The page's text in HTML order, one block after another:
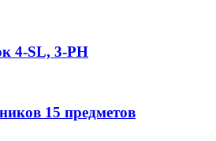
4-SL, 3-PH
15 предметов